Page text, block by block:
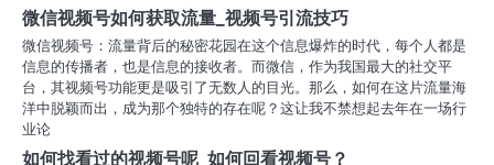
微信视频号如何获取流量_视频号引流技巧
微信视频号：流量背后的秘密花园在这个信息爆炸的时代，每个人都是
信息的传播者，也是信息的接收者。而微信，作为我国最大的社交平
台，其视频号功能更是吸引了无数人的目光。那么，如何在这片流量海
洋中脱颖而出，成为那个独特的存在呢？这让我不禁想起去年在一场行
业论
如何找看过的视频号呢_如何回看视频号？